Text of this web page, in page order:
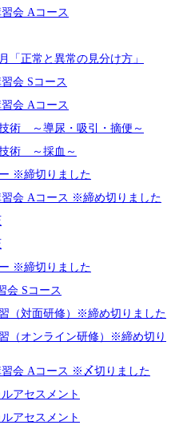
会 Aコース
正常と異常の見分け方」
会 Sコース
会 Aコース
術 ～導尿・吸引・摘便～
術 ～採血～
※締切りました
会 Aコース ※締め切りました
※締切りました
会 Sコース
（対面研修）※締め切りました
（オンライン研修）※締め切り
会 Aコース ※〆切りました
アセスメント
アセスメント